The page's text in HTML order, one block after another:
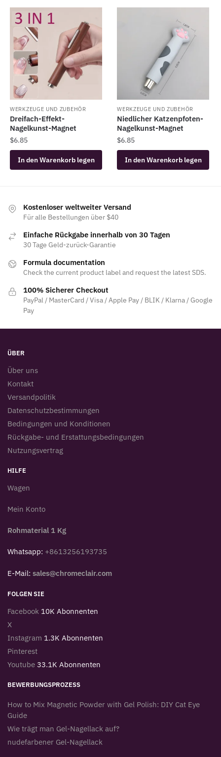
WERKZEUGE UND ZUBEHÖR
Dreifach-Effekt-
Nagelkunst-Magnet
$6.85
In den Warenkorb legen
WERKZEUGE UND ZUBEHÖR
Niedlicher Katzenpfoten-
Nagelkunst-Magnet
$6.85
In den Warenkorb legen
Kostenloser weltweiter Versand
Für alle Bestellungen über $40
Einfache Rückgabe innerhalb von 30 Tagen
30 Tage Geld-zurück-Garantie
Formula documentation
Check the current product label and request the latest SDS.
100% Sicherer Checkout
PayPal / MasterCard / Visa / Apple Pay / BLIK / Klarna / Google
Pay
ÜBER
Über uns
Kontakt
Versandpolitik
Datenschutzbestimmungen
Bedingungen und Konditionen
Rückgabe- und Erstattungsbedingungen
Nutzungsvertrag
HILFE
Wagen
Mein Konto
Rohmaterial 1 Kg
Whatsapp: +8613256193735
E-Mail: sales@chromeclair.com
FOLGEN SIE
Facebook 10K Abonnenten
X
Instagram 1.3K Abonnenten
Pinterest
Youtube 33.1K Abonnenten
BEWERBUNGSPROZESS
How to Mix Magnetic Powder with Gel Polish: DIY Cat Eye
Guide
Wie trägt man Gel-Nagellack auf?
nudefarbener Gel-Nagellack